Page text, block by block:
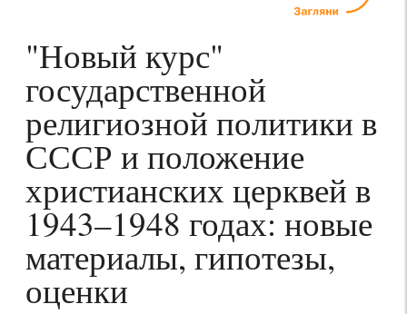
"Новый курс"
государственной
религиозной политики в
СССР и положение
христианских церквей в
1943–1948 годах: новые
материалы, гипотезы,
оценки